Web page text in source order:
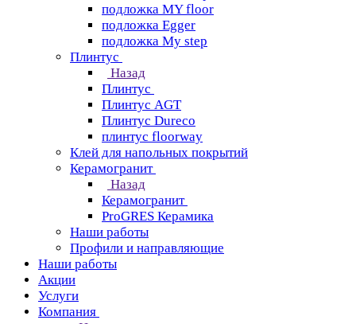
подложка MY floor
подложка Egger
подложка My step
Плинтус
Назад
Плинтус
Плинтус AGT
Плинтус Dureco
плинтус floorway
Клей для напольных покрытий
Керамогранит
Назад
Керамогранит
ProGRES Керамика
Наши работы
Профили и направляющие
Наши работы
Акции
Услуги
Компания